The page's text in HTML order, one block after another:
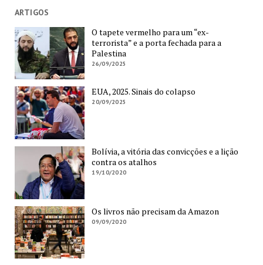
ARTIGOS
O tapete vermelho para um “ex-
terrorista” e a porta fechada para a
Palestina
26/09/2025
EUA, 2025. Sinais do colapso
20/09/2025
Bolívia, a vitória das convicções e a lição
contra os atalhos
19/10/2020
Os livros não precisam da Amazon
09/09/2020